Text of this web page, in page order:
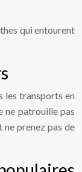
qui entourent
les transports en
ne patrouille pas
ne prenez pas de